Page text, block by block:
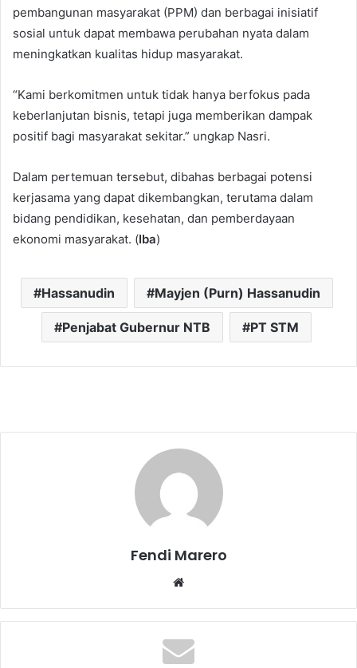
pembangunan masyarakat (PPM) dan berbagai inisiatif
sosial untuk dapat membawa perubahan nyata dalam
meningkatkan kualitas hidup masyarakat.
“Kami berkomitmen untuk tidak hanya berfokus pada
keberlanjutan bisnis, tetapi juga memberikan dampak
positif bagi masyarakat sekitar.” ungkap Nasri.
Dalam pertemuan tersebut, dibahas berbagai potensi
kerjasama yang dapat dikembangkan, terutama dalam
bidang pendidikan, kesehatan, dan pemberdayaan
ekonomi masyarakat. (Iba)
Hassanudin Mayjen (Purn) Hassanudin
Penjabat Gubernur NTB PT STM
Fendi Marero